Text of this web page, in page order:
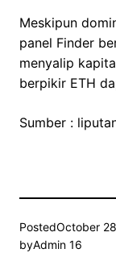
Meskipun
panel Finder
menyalip
berpikir ETH
Sumber :
PostedOctober
byAdmin 16